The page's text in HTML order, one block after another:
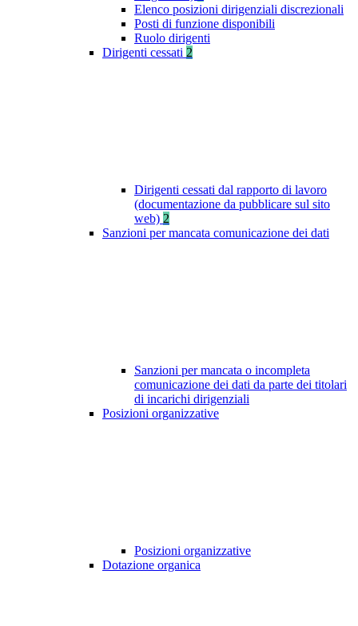
Elenco posizioni dirigenziali discrezionali
Posti di funzione disponibili
Ruolo dirigenti
Dirigenti cessati 2
Dirigenti cessati dal rapporto di lavoro
(documentazione da pubblicare sul sito
web) 2
Sanzioni per mancata comunicazione dei dati
Sanzioni per mancata o incompleta
comunicazione dei dati da parte dei titolari
di incarichi dirigenziali
Posizioni organizzative
Posizioni organizzative
Dotazione organica